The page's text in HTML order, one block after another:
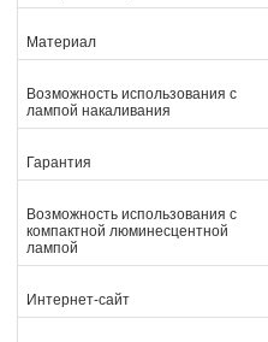
Материал
Возможность использования с
лампой накаливания
Гарантия
Возможность использования с
компактной люминесцентной
лампой
Интернет-сайт